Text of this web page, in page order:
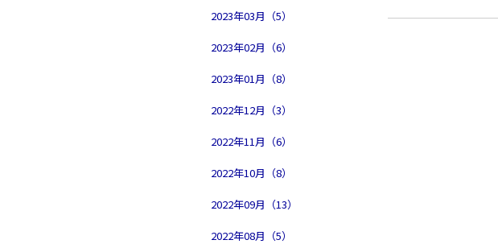
2023年03月（5）
2023年02月（6）
2023年01月（8）
2022年12月（3）
2022年11月（6）
2022年10月（8）
2022年09月（13）
2022年08月（5）